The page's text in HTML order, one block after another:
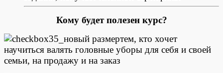
Кому будет полезен курс?
тем, кто хочет
научиться валять головные уборы для себя и своей
семьи, на продажу и на заказ